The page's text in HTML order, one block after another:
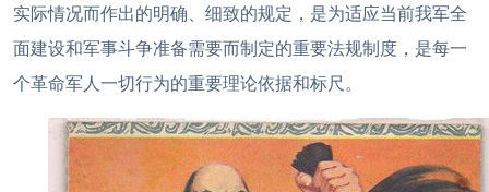
实际情况而作出的明确、细致的规定，是为适应当前我军全
面建设和军事斗争准备需要而制定的重要法规制度，是每一
个革命军人一切行为的重要理论依据和标尺。